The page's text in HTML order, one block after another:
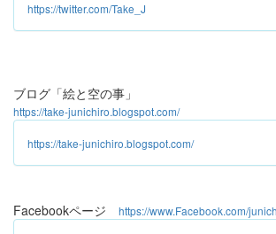
https://twitter.com/Take_J
ブログ「絵と空の事」
https://take-junichiro.blogspot.com/
https://take-junichiro.blogspot.com/
Facebookページ https://www.Facebook.com/